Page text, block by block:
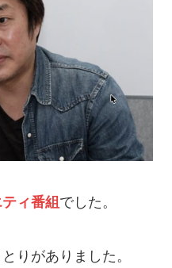
ィ番組 でした。
りがありました。